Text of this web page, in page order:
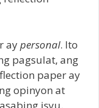
aypersonal. Ito
pagsulat, ang
paper ay
opinyon at
isyu.